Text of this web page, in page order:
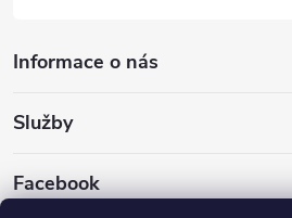
Informace o nás
Služby
Facebook